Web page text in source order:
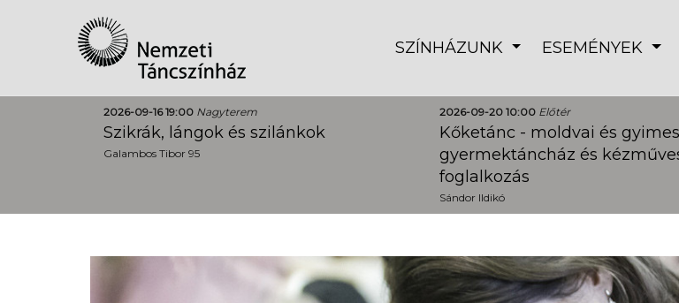
SZÍNHÁZUNK ESEMÉNYEK
2026-09-16 19:00 Nagyterem
Szikrák, lángok és szilánkok
Galambos Tibor 95
2026-09-20 10:00 Előtér
Kőketánc - moldvai és
gyermektáncház és
foglalkozás
Sándor Ildikó